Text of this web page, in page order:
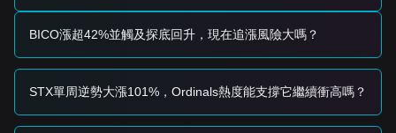
• 此之後的下一個主要目標將是$0.0592阻力區。
• 只要價格保持在$0.0400之上的積累區間內，長期持有者可
能會考慮採用美元成本平均法 (DCA)，押注 Gotchichain 的成
趨勢總結
市場洞察
BICO漲超42%並觸及探底回升，現在追漲風險大嗎？
STX單周逆勢大漲101%，Ordinals熱度能支撐它繼續衝高嗎？